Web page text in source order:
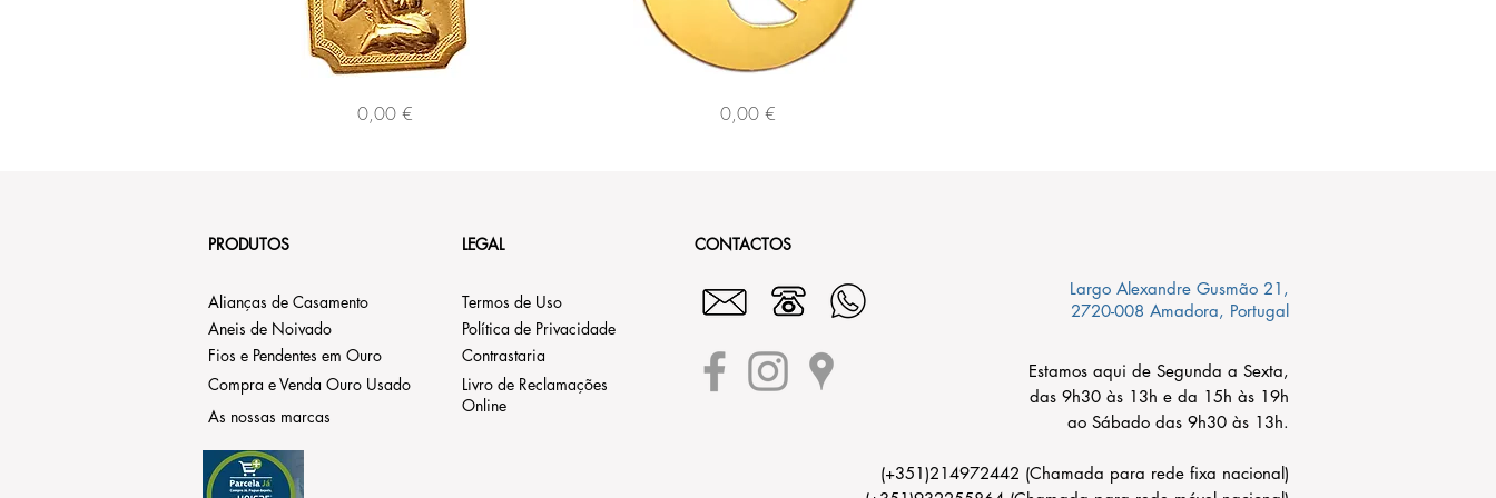
Preço
0,00 € Preço
0,00 €
PRODUTOS
Alianças de Casamento
Aneis de Noivado
Fios e Pendentes em Ouro
Compra e Venda Ouro Usado
As nossas marcas
LEGAL
Termos de Uso
Política de Privacidade
Contrastaria
Livro de Reclamações
Online
CONTACTOS
Largo Alexandre Gusmão 21,
2720-008 Amadora, Portugal
Estamos aqui de Segunda a Sexta,
das 9h30 às 13h e da 15h às 19h
ao Sábado das 9h30 às 13h.
(+351)214972442 (Chamada para rede fixa nacional)